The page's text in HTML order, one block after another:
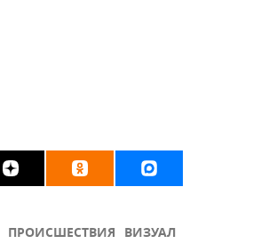
ПРОИСШЕСТВИЯ ВИЗУАЛ